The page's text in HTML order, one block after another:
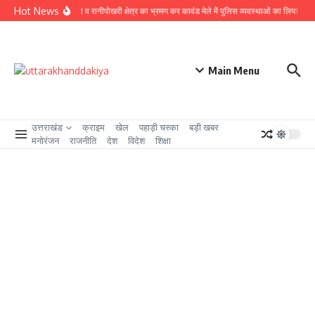
Skip to content
Hot News
ऋषिकेश, रायवाला व रानीपोखरी क्षेत्र का भ्रमण कर कावंड मेले में पुलिस व्यवस्थाओं का लिया जायजा,
Main Menu
उत्तराखंड क्राइम खेल पहाड़ी चस्का
बड़ी खबर
मनोरंजन
राजनीति देश विदेश शिक्षा